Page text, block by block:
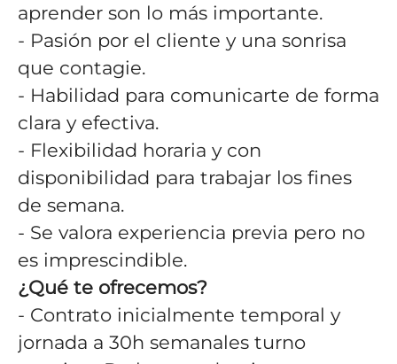
aprender son lo más importante.
- Pasión por el cliente y una sonrisa
que contagie.
- Habilidad para comunicarte de forma
clara y efectiva.
- Flexibilidad horaria y con
disponibilidad para trabajar los fines
de semana.
- Se valora experiencia previa pero no
es imprescindible.
¿Qué te ofrecemos?
- Contrato inicialmente temporal y
jornada a 30h semanales turno